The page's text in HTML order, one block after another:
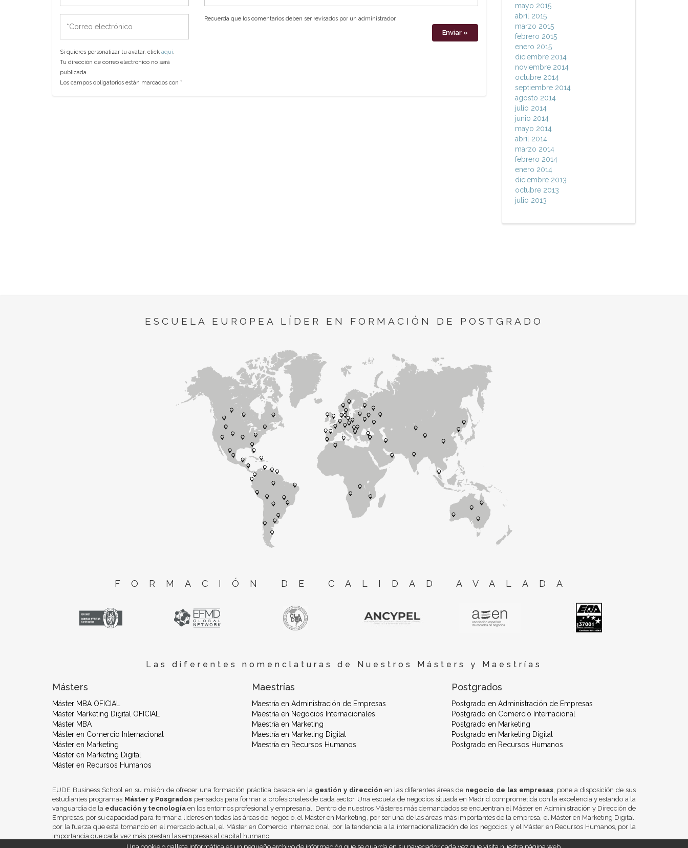
electrónico
Si quieres personalizar tu avatar, click aquí.
Tu dirección de correo electrónico no será
publicada.
Los campos obligatorios están marcados con *
Recuerda que los comentarios deben ser revisados por un administrador.
mayo 2015
abril 2015
marzo 2015
febrero 2015
enero 2015
diciembre 2014
noviembre 2014
octubre 2014
septiembre 2014
agosto 2014
julio 2014
junio 2014
mayo 2014
abril 2014
marzo 2014
febrero 2014
enero 2014
diciembre 2013
octubre 2013
julio 2013
ESCUELA EUROPEA LÍDER EN FORMACIÓN DE POSTGRADO
FORMACIÓN DE CALIDAD AVALADA
Las diferentes nomenclaturas de Nuestros Másters y Maestrías
Másters
Máster MBA OFICIAL
Máster Marketing Digital OFICIAL
Máster MBA
Máster en Comercio Internacional
Máster en Marketing
Máster en Marketing Digital
Máster en Recursos Humanos
Maestrías
Maestría en Administración de Empresas
Maestría en Negocios Internacionales
Maestría en Marketing
Maestría en Marketing Digital
Maestría en Recursos Humanos
Postgrados
Postgrado en Administración de Empresas
Postgrado en Comercio Internacional
Postgrado en Marketing
Postgrado en Marketing Digital
Postgrado en Recursos Humanos
EUDE Business School en su misión de ofrecer una formación práctica basada en la gestión y dirección en las diferentes áreas de negocio de las empresas, pone a disposición de sus
estudiantes programas Máster y Posgrados pensados para formar a profesionales de cada sector. Una escuela de negocios situada en Madrid comprometida con la excelencia y estando a la
vanguardia de la educación y tecnología en los entornos profesional y empresarial. Dentro de nuestros Másteres más demandados se encuentran el Máster en Administración y Dirección de
Empresas, por su capacidad para formar a líderes en todas las áreas de negocio, el Máster en Marketing, por ser una de las áreas más importantes de la empresa, el Máster en Marketing Digital,
por la fuerza que está tomando en el mercado actual, el Máster en Comercio Internacional, por la tendencia a la internacionalización de los negocios, y el Máster en Recursos Humanos, por la
importancia que cada vez más prestan las empresas al capital humano.